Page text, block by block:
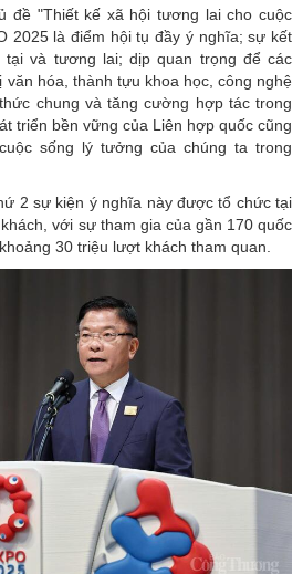
đề "Thiết kế xã hội tương lai cho cuộc
2025 là điểm hội tụ đầy ý nghĩa; sự kết
và tương lai; dịp quan trọng để các
văn hóa, thành tựu khoa học, công nghệ
chung và tăng cường hợp tác trong
triển bền vững của Liên hợp quốc cũng
sống lý tưởng của chúng ta trong
2 sự kiện ý nghĩa này được tổ chức tại
với sự tham gia của gần 170 quốc
30 triệu lượt khách tham quan.